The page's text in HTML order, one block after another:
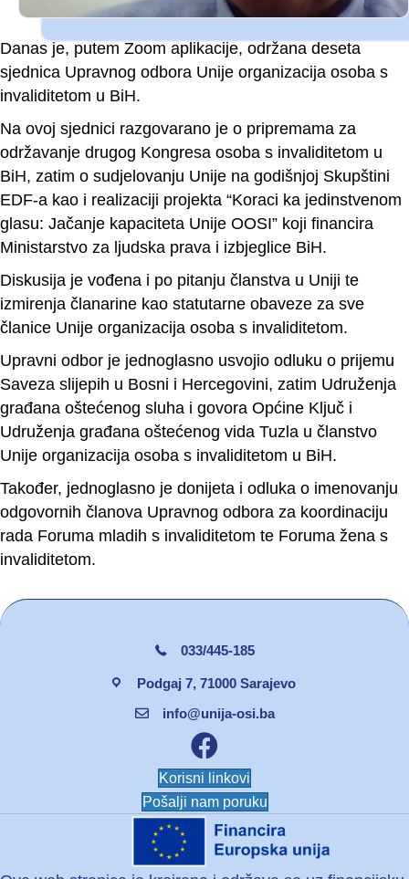
Danas je, putem Zoom aplikacije, održana deseta
sjednica Upravnog odbora Unije organizacija osoba s
invaliditetom u BiH.
Na ovoj sjednici razgovarano je o pripremama za
održavanje drugog Kongresa osoba s invaliditetom u
BiH, zatim o sudjelovanju Unije na godišnjoj Skupštini
EDF-a kao i realizaciji projekta “Koraci ka jedinstvenom
glasu: Jačanje kapaciteta Unije OOSI” koji financira
Ministarstvo za ljudska prava i izbjeglice BiH.
Diskusija je vođena i po pitanju članstva u Uniji te
izmirenja članarine kao statutarne obaveze za sve
članice Unije organizacija osoba s invaliditetom.
Upravni odbor je jednoglasno usvojio odluku o prijemu
Saveza slijepih u Bosni i Hercegovini, zatim Udruženja
građana oštećenog sluha i govora Općine Ključ i
Udruženja građana oštećenog vida Tuzla u članstvo
Unije organizacija osoba s invaliditetom u BiH.
Također, jednoglasno je donijeta i odluka o imenovanju
odgovornih članova Upravnog odbora za koordinaciju
rada Foruma mladih s invaliditetom te Foruma žena s
invaliditetom.
033/445-185
Podgaj 7, 71000 Sarajevo
info@unija-osi.ba
Facebook unija osi
Korisni linkovi
Pošalji nam poruku